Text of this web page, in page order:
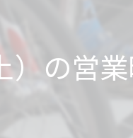
）の営